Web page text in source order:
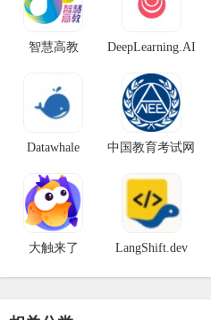
智慧高教 DeepLearning.AI
Datawhale 中国教育考试网
大触来了 LangShift.dev